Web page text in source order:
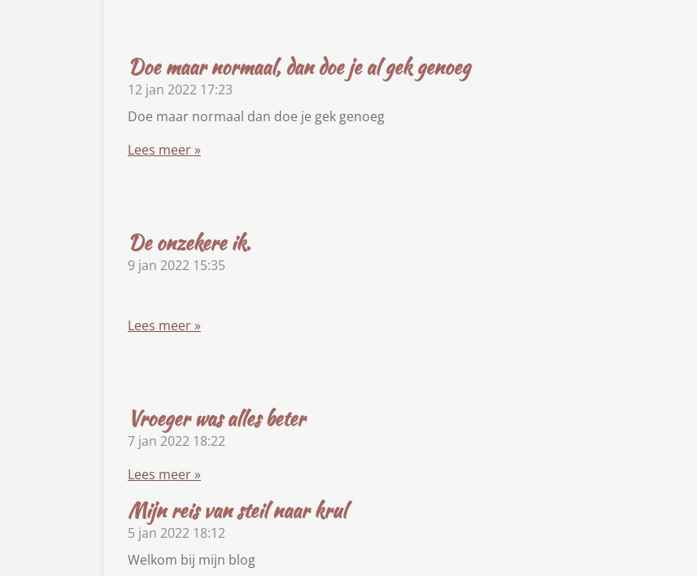
Doe maar normaal, dan doe je al gek genoeg
12 jan 2022 17:23
Doe maar normaal dan doe je gek genoeg
Lees meer »
De onzekere ik.
9 jan 2022 15:35
Lees meer »
Vroeger was alles beter
7 jan 2022 18:22
Lees meer »
Mijn reis van steil naar krul
5 jan 2022 18:12
Welkom bij mijn blog